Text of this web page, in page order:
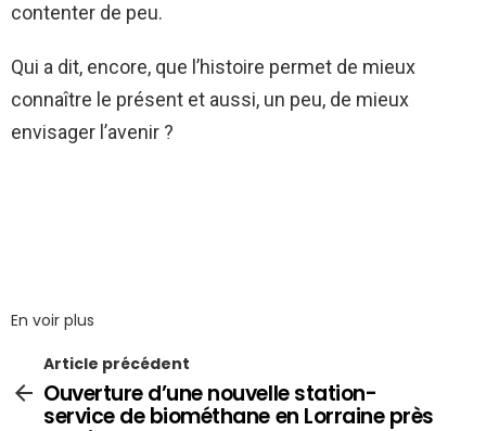
contenter de peu.
Qui a dit, encore, que l’histoire permet de mieux
connaître le présent et aussi, un peu, de mieux
envisager l’avenir ?
En voir plus
Article précédent
Ouverture d’une nouvelle station-
service de biométhane en Lorraine près